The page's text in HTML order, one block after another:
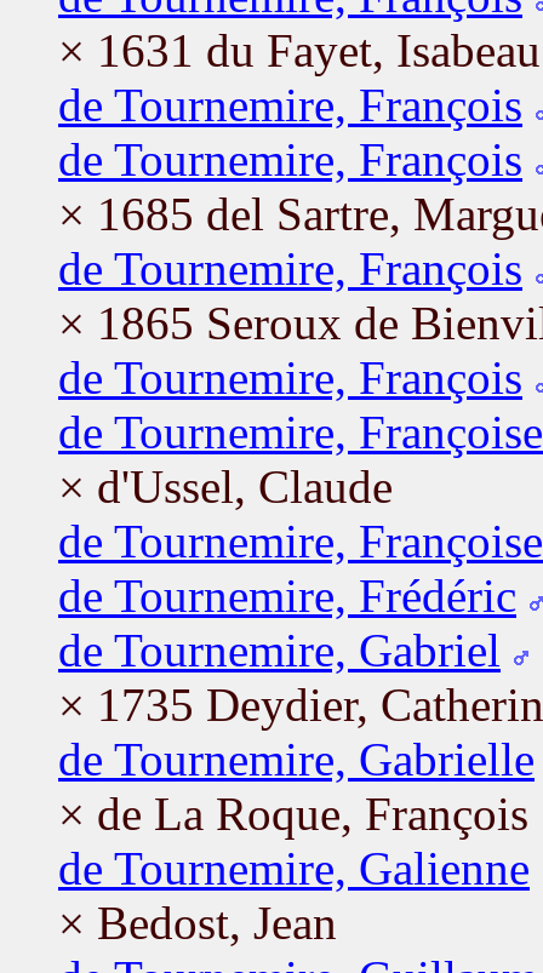
× 1631 du Fayet, Isabeau
de Tournemire, François
de Tournemire, François
× 1685 del Sartre,
de Tournemire, François
× 1865 Seroux de
de Tournemire, François
de Tournemire, Françoise
× d'Ussel, Claude
de Tournemire, Françoise
de Tournemire, Frédéric
de Tournemire, Gabriel
× 1735 Deydier,
de Tournemire, Gabrielle
× de La Roque, François
de Tournemire, Galienne
× Bedost, Jean